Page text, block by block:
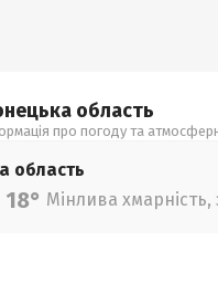
область
про погоду та
область
18° Мінлива хмарність,